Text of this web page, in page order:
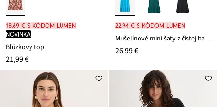
18,69 € s kódom LUMEN
novinka
Blúzkový top
21,99 €
22,94 € s kódom LUMEN
Mušelínové mini šaty z čistej bavlny
26,99 €